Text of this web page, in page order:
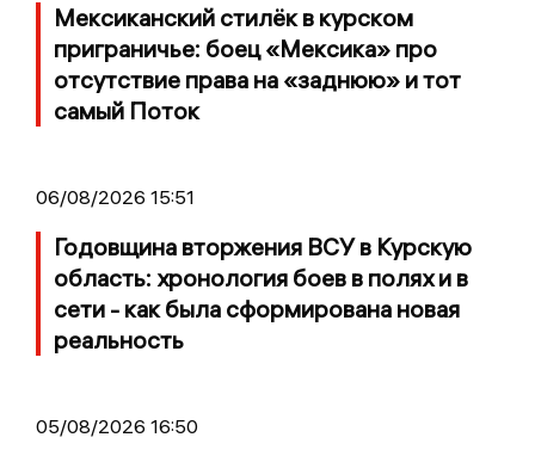
Мексиканский стилёк в курском
приграничье: боец «Мексика» про
отсутствие права на «заднюю» и тот
самый Поток
06/08/2026 15:51
Годовщина вторжения ВСУ в Курскую
область: хронология боев в полях и в
сети - как была сформирована новая
реальность
05/08/2026 16:50